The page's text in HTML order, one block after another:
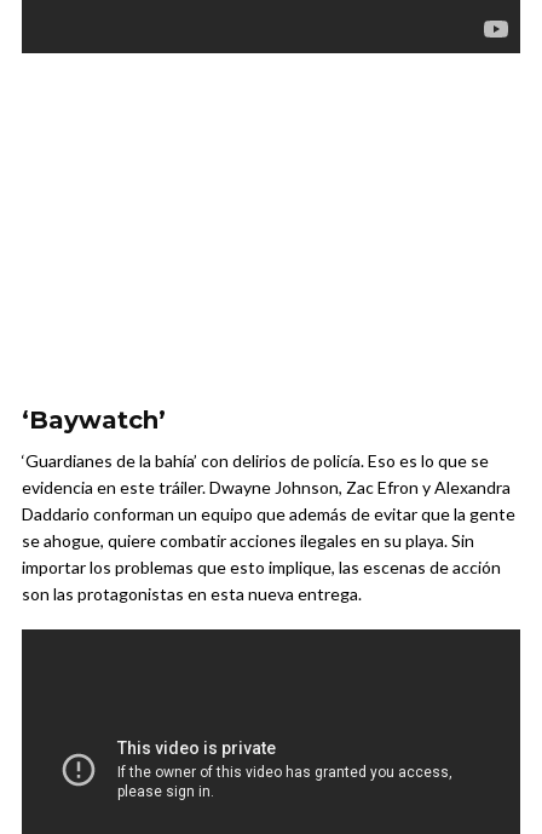
‘Baywatch’
‘Guardianes de la bahía’ con delirios de policía. Eso es lo que se
evidencia en este tráiler. Dwayne Johnson, Zac Efron y Alexandra
Daddario conforman un equipo que además de evitar que la gente
se ahogue, quiere combatir acciones ilegales en su playa. Sin
importar los problemas que esto implique, las escenas de acción
son las protagonistas en esta nueva entrega.